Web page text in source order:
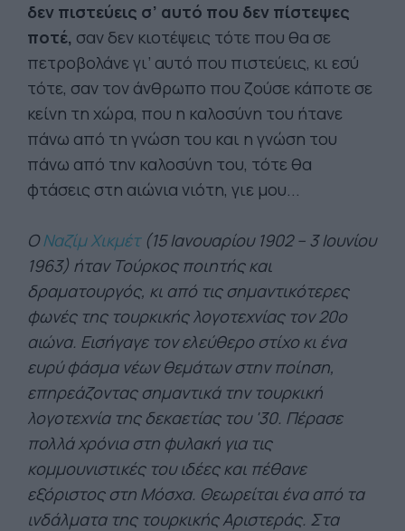
δεν πιστεύεις σ’ αυτό που δεν πίστεψες
ποτέ, σαν δεν κιοτέψεις τότε που θα σε
πετροβολάνε γι’ αυτό που πιστεύεις, κι εσύ
τότε, σαν τον άνθρωπο που ζούσε κάποτε σε
κείνη τη χώρα, που η καλοσύνη του ήτανε
πάνω από τη γνώση του και η γνώση του
πάνω από την καλοσύνη του, τότε θα
φτάσεις στη αιώνια νιότη, γιε μου...
ΟΝαζίμ Χικμέτ(15 Ιανουαρίου 1902 – 3 Ιουνίου
1963) ήταν Τούρκος ποιητής και
δραματουργός, κι από τις σημαντικότερες
φωνές της τουρκικής λογοτεχνίας τον 20ο
αιώνα. Εισήγαγε τον ελεύθερο στίχο κι ένα
ευρύ φάσμα νέων θεμάτων στην ποίηση,
επηρεάζοντας σημαντικά την τουρκική
λογοτεχνία της δεκαετίας του '30. Πέρασε
πολλά χρόνια στη φυλακή για τις
κομμουνιστικές του ιδέες και πέθανε
εξόριστος στη Μόσχα. Θεωρείται ένα από τα
ινδάλματα της τουρκικής Αριστεράς. Στα